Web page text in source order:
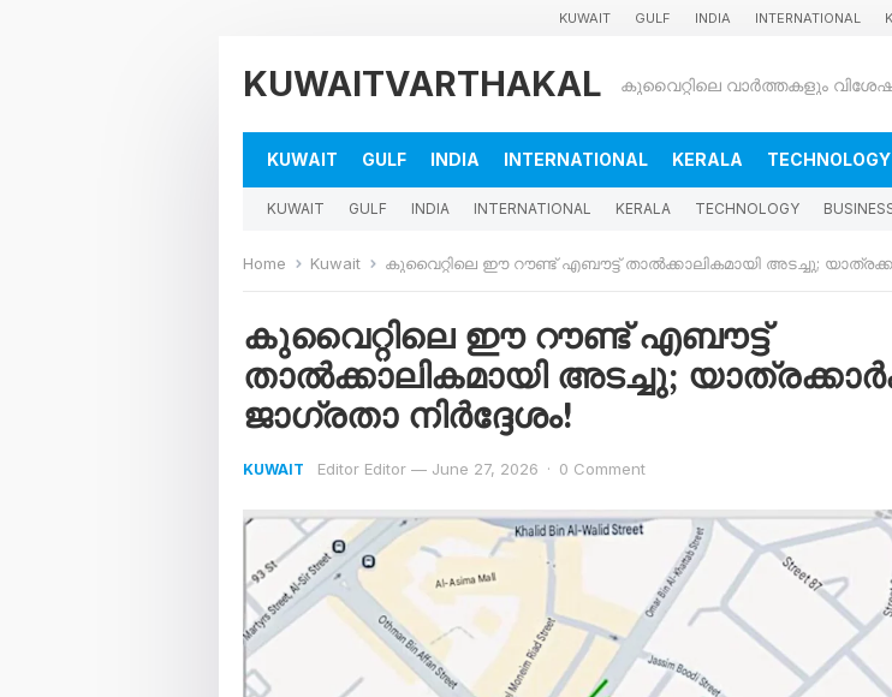
KUWAIT GULF INDIA INTERNATIONAL
KUWAITVARTHAKAL
KUWAIT GULF INDIA INTERNATIONAL KERALA TECHNOLOGY
KUWAIT GULF INDIA INTERNATIONAL KERALA TECHNOLOGY
Home Kuwait കുവൈറ്റിലെ ഈ റൗണ്ട് എബൗട്ട് താൽക്കാലികമായി അടച്ചു; യാത്രക്കാർക്ക്
കുവൈറ്റിലെ ഈ റൗണ്ട് എബൗട്ട്
താൽക്കാലികമായി അടച്ചു;
ജാഗ്രതാ നിർദ്ദേശം!
KUWAIT Editor Editor — June 27, 2026 · 0 Comment